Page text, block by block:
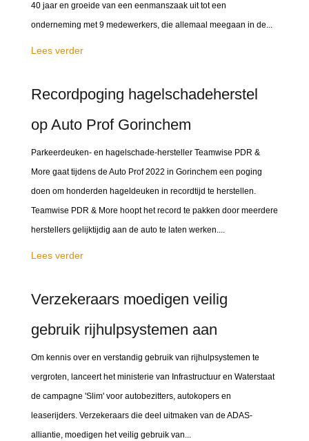
40 jaar en groeide van een eenmanszaak uit tot een
onderneming met 9 medewerkers, die allemaal meegaan in de...
Lees verder
Recordpoging hagelschadeherstel
op Auto Prof Gorinchem
Parkeerdeuken- en hagelschade-hersteller Teamwise PDR &
More gaat tijdens de Auto Prof 2022 in Gorinchem een poging
doen om honderden hageldeuken in recordtijd te herstellen.
Teamwise PDR & More hoopt het record te pakken door meerdere
herstellers gelijktijdig aan de auto te laten werken....
Lees verder
Verzekeraars moedigen veilig
gebruik rijhulpsystemen aan
Om kennis over en verstandig gebruik van rijhulpsystemen te
vergroten, lanceert het ministerie van Infrastructuur en Waterstaat
de campagne 'Slim' voor autobezitters, autokopers en
leaserijders. Verzekeraars die deel uitmaken van de ADAS-
alliantie, moedigen het veilig gebruik van...